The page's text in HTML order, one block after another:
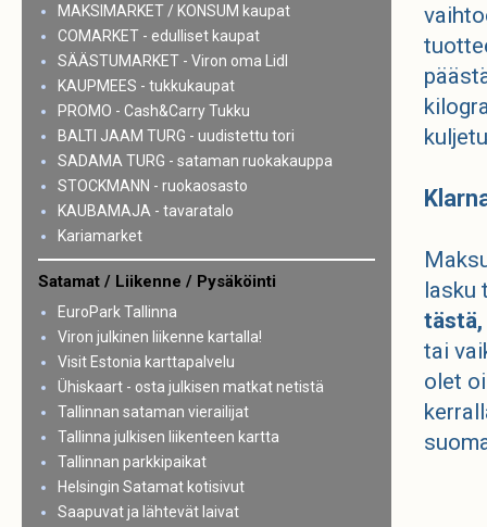
lasku
tästä,
tai
olet
MAKSIMARKET / KONSUM kaupat
COMARKET - edulliset kaupat
SÄÄSTUMARKET - Viron oma Lidl
KAUPMEES - tukkukaupat
PROMO - Cash&Carry Tukku
BALTI JAAM TURG - uudistettu tori
SADAMA TURG - sataman ruokakauppa
STOCKMANN - ruokaosasto
KAUBAMAJA - tavaratalo
Kariamarket
Satamat / Liikenne / Pysäköinti
EuroPark Tallinna
Viron julkinen liikenne kartalla!
Visit Estonia karttapalvelu
Ühiskaart - osta julkisen matkat netistä
Tallinnan sataman vierailijat
Tallinna julkisen liikenteen kartta
Tallinnan parkkipaikat
Helsingin Satamat kotisivut
Saapuvat ja lähtevät laivat